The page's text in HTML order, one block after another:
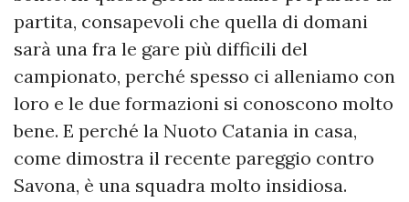
partita, consapevoli che quella di domani
sarà una fra le gare più difficili del
campionato, perché spesso ci alleniamo con
loro e le due formazioni si conoscono molto
bene. E perché la Nuoto Catania in casa,
come dimostra il recente pareggio contro
Savona, è una squadra molto insidiosa.